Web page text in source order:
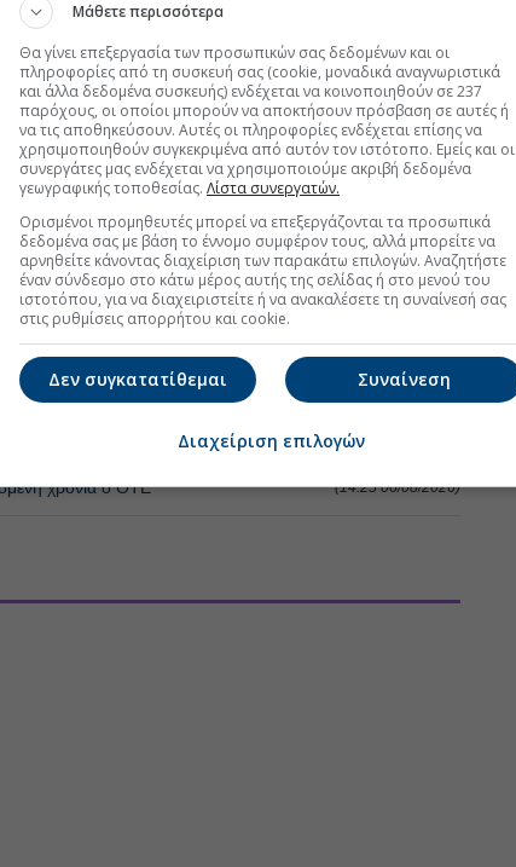
- TELECOMS
ανηλίκους - Εκθεση ακόμη και σε trafficking
(11:24 07/08/2026)
στη Silicon Valley - Ο Μπριν παίρνει ξανά τα ηνία
(08:27 07/08/2026)
χρονιά ο ΟΤΕ (14:25 06/08/2026)
Μάθετε περισσότερα
Θα γίνει επεξεργασία των προσωπικών σας δεδομένων και οι
πληροφορίες από τη συσκευή σας (cookie, μοναδικά αναγνωριστικά
και άλλα δεδομένα συσκευής) ενδέχεται να κοινοποιηθούν σε 237
παρόχους, οι οποίοι μπορούν να αποκτήσουν πρόσβαση σε αυτές ή
να τις αποθηκεύσουν. Αυτές οι πληροφορίες ενδέχεται επίσης να
χρησιμοποιηθούν συγκεκριμένα από αυτόν τον ιστότοπο. Εμείς και οι
συνεργάτες μας ενδέχεται να χρησιμοποιούμε ακριβή δεδομένα
γεωγραφικής τοποθεσίας. Λίστα συνεργατών.
Ορισμένοι προμηθευτές μπορεί να επεξεργάζονται τα προσωπικά
δεδομένα σας με βάση το έννομο συμφέρον τους, αλλά μπορείτε να
αρνηθείτε κάνοντας διαχείριση των παρακάτω επιλογών. Αναζητήστε
έναν σύνδεσμο στο κάτω μέρος αυτής της σελίδας ή στο μενού του
ιστοτόπου, για να διαχειριστείτε ή να ανακαλέσετε τη συναίνεσή σας
στις ρυθμίσεις απορρήτου και cookie.
Συναίνεση
Δεν συγκατατίθεμαι
Διαχείριση επιλογών